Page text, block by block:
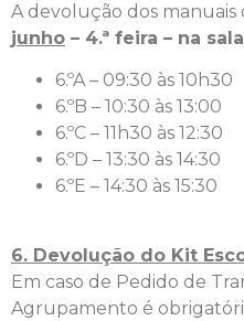
A devolução dos manuais
junho – 4.ª feira – na
6.ºA – 09:30 às 10h30
6.ºB – 10:30 às 13:00
6.ºC – 11h30 às 12:30
6.ºD – 13:30 às 14:30
6.ºE – 14:30 às 15:30
6. Devolução do Kit
Em caso de Pedido de
Agrupamento é